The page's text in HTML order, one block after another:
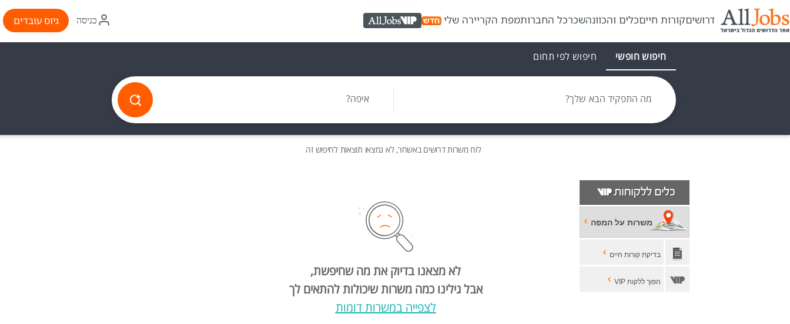
דרושיםקורות חייםכלים והכוונהשכרכל החברותמפת הקריירה שלי AllJobs VIP
איקון
התחברות
כניסה גיוס עובדים
חיפוש חופשי חיפוש לפי תחום
מה התפקיד הבא שלך? איפה?
לוח משרותדרושים באשחר, לא נמצאו תוצאות לחיפוש זה
משרות על המפה
בדיקת קורות חיים
הפוך ללקוח VIP
לא מצאנו בדיוק את מה שחיפשת,
אבל גילינו כמה משרות שיכולות להתאים לך
לצפייה במשרות דומות